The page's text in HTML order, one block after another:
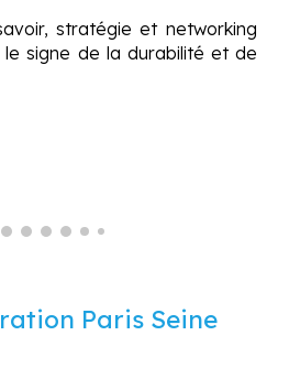
stratégie et networking
signe de la durabilité et de
Paris Seine